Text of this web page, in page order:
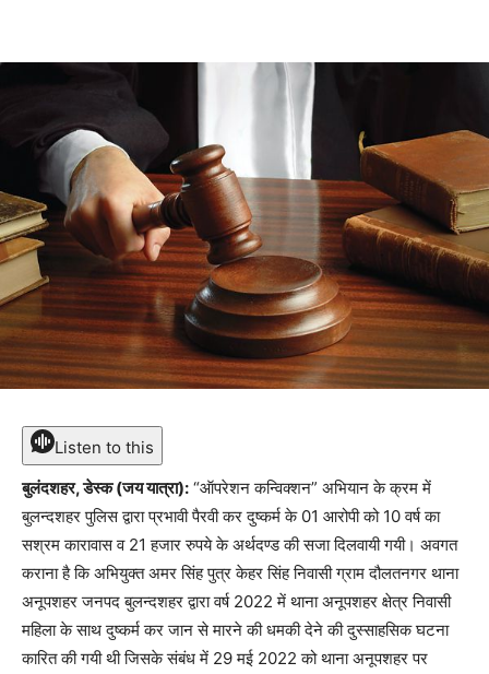
Listen to this
बुलंदशहर, डेस्क (जय यात्रा): “ऑपरेशन कन्विक्शन” अभियान के क्रम में
बुलन्दशहर पुलिस द्वारा प्रभावी पैरवी कर दुष्कर्म के 01 आरोपी को 10 वर्ष का
सश्रम कारावास व 21 हजार रुपये के अर्थदण्ड की सजा दिलवायी गयी। अवगत
कराना है कि अभियुक्त अमर सिंह पुत्र केहर सिंह निवासी ग्राम दौलतनगर थाना
अनूपशहर जनपद बुलन्दशहर द्वारा वर्ष 2022 में थाना अनूपशहर क्षेत्र निवासी
महिला के साथ दुष्कर्म कर जान से मारने की धमकी देने की दुस्साहसिक घटना
कारित की गयी थी जिसके संबंध में 29 मई 2022 को थाना अनूपशहर पर